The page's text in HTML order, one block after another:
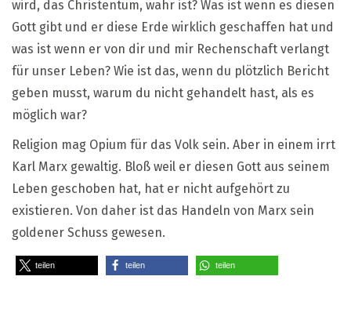
wird, das Christentum, wahr ist? Was ist wenn es diesen
Gott gibt und er diese Erde wirklich geschaffen hat und
was ist wenn er von dir und mir Rechenschaft verlangt
für unser Leben? Wie ist das, wenn du plötzlich Bericht
geben musst, warum du nicht gehandelt hast, als es
möglich war?
Religion mag Opium für das Volk sein. Aber in einem irrt
Karl Marx gewaltig. Bloß weil er diesen Gott aus seinem
Leben geschoben hat, hat er nicht aufgehört zu
existieren. Von daher ist das Handeln von Marx sein
goldener Schuss gewesen.
teilen teilen teilen